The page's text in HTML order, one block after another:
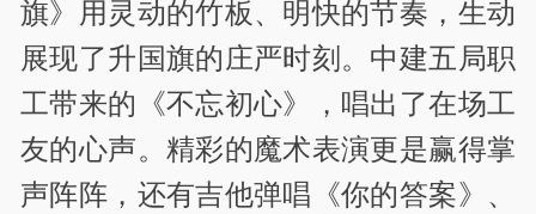
旗》用灵动的竹板、明快的节奏，生动
展现了升国旗的庄严时刻。中建五局职
工带来的《不忘初心》，唱出了在场工
友的心声。精彩的魔术表演更是赢得掌
声阵阵，还有吉他弹唱《你的答案》、